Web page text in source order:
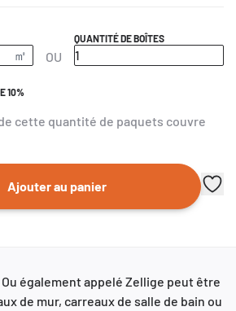
OU
QUANTITÉ DE BOÎTES
10%
cette quantité de paquets couvre
Ajouter au panier
Ou également appelé Zellige peut être
de mur, carreaux de salle de bain ou